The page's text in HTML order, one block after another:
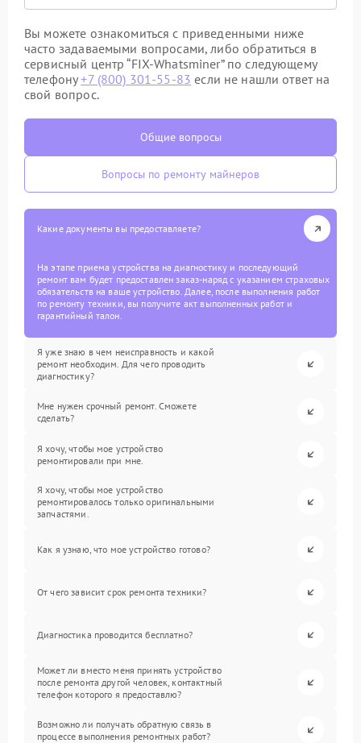
Вы можете ознакомиться с приведенными ниже
часто задаваемыми вопросами, либо обратиться в
сервисный центр “FIX-Whatsminer” по следующему
телефону+7 (800) 301-55-83 если не нашли ответ на
свой вопрос.
Общие вопросы
Вопросы по ремонту майнеров
Какие документы вы предоставляете?
На этапе приема устройства на диагностику и последующий
ремонт вам будет предоставлен заказ-наряд с указанием страховых
обязательств на ваше устройство. Далее, после выполнения работ
по ремонту техники, вы получите акт выполненных работ и
гарантийный талон.
Я уже знаю в чем неисправность и какой
ремонт необходим. Для чего проводить
диагностику?
Мне нужен срочный ремонт. Сможете
сделать?
Я хочу, чтобы мое устройство
ремонтировали при мне.
Я хочу, чтобы мое устройство
ремонтировалось только оригинальными
запчастями.
Как я узнаю, что мое устройство готово?
От чего зависит срок ремонта техники?
Диагностика проводится бесплатно?
Может ли вместо меня принять устройство
после ремонта другой человек, контактный
телефон которого я предоставлю?
Возможно ли получать обратную связь в
процессе выполнения ремонтных работ?